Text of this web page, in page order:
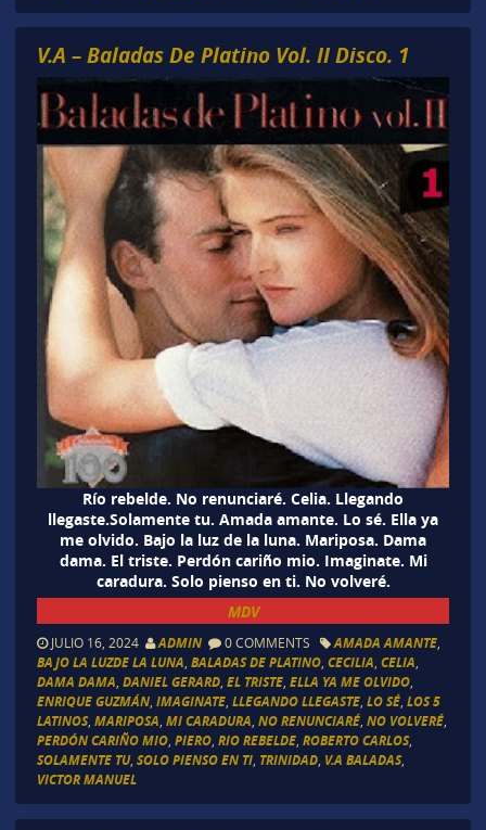
V.A – Baladas De Platino Vol. II Disco. 1
Río rebelde. No renunciaré. Celia. Llegando
llegaste.Solamente tu. Amada amante. Lo sé. Ella ya
me olvido. Bajo la luz de la luna. Mariposa. Dama
dama. El triste. Perdón cariño mio. Imaginate. Mi
caradura. Solo pienso en ti. No volveré.
MDV
JULIO 16, 2024 ADMIN 0 COMMENTS AMADA AMANTE,
BAJO LA LUZDE LA LUNA, BALADAS DE PLATINO, CECILIA, CELIA,
DAMA DAMA, DANIEL GERARD, EL TRISTE, ELLA YA ME OLVIDO,
ENRIQUE GUZMÁN, IMAGINATE, LLEGANDO LLEGASTE, LO SÉ, LOS 5
LATINOS, MARIPOSA, MI CARADURA, NO RENUNCIARÉ, NO VOLVERÉ,
PERDÓN CARIÑO MIO, PIERO, RIO REBELDE, ROBERTO CARLOS,
SOLAMENTE TU, SOLO PIENSO EN TI, TRINIDAD, V.A BALADAS,
VICTOR MANUEL